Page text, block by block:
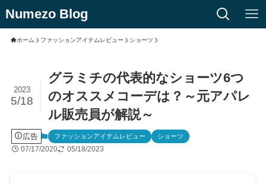
Numezo Blog
ホーム ファッションアイテムレビュー ショーツ
グラミチの代表的なショーツ6つ
のオススメコーデは？～元アパレ
ル販売員が解説～
2023
5/18
広告 ファッションアイテムレビュー ショーツ
07/17/2020 05/18/2023